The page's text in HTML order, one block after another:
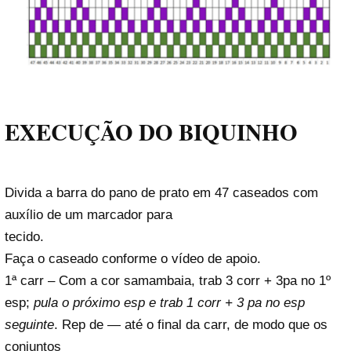
EXECUÇÃO DO BIQUINHO
Divida a barra do pano de prato em 47 caseados com
auxílio de um marcador para
tecido.
Faça o caseado conforme o vídeo de apoio.
1ª carr – Com a cor samambaia, trab 3 corr + 3pa no 1º
esp; pula o próximo esp e trab 1 corr + 3 pa no esp
seguinte. Rep de — até o final da carr, de modo que os
conjuntos